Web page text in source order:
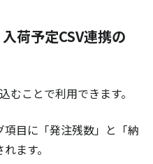
荷予定CSV連携の
ことで利用できます。
目に「発注残数」と「納
ます。